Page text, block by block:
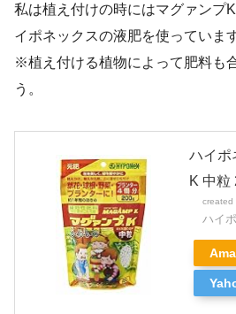
私は植え付けの時にはマグァンプ
イポネックスの液肥を使っています
※植え付ける植物によって肥料も
う。
ハイポ
K 中粒
created
ハイ